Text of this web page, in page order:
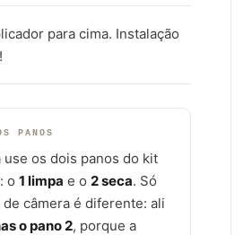
para cima. Instalação
PANOS
use os dois panos do kit
o 1 limpa e o 2 seca. Só
de câmera é diferente: ali
o pano 2, porque a